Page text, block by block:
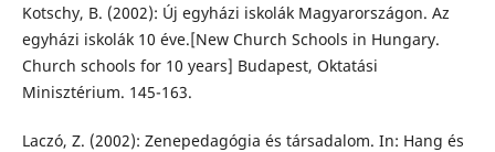
Kotschy, B. (2002): Új egyházi iskolák Magyarországon. Az
egyházi iskolák 10 éve.[New Church Schools in Hungary.
Church schools for 10 years] Budapest, Oktatási
Minisztérium. 145-163.
Laczó, Z. (2002): Zenepedagógia és társadalom. In: Hang és